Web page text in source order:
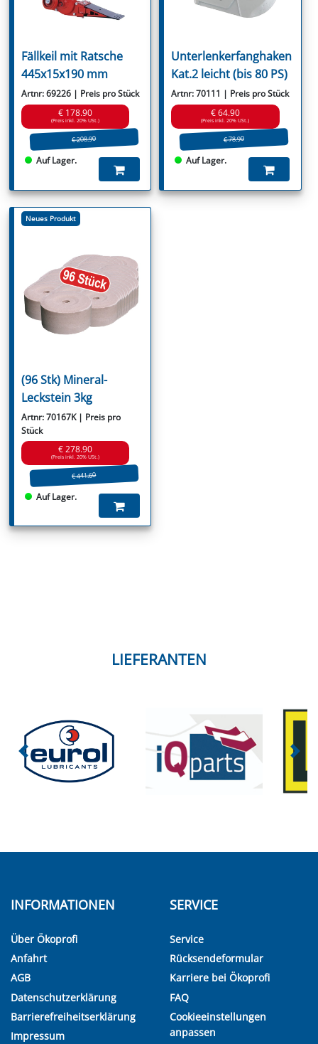
Fällkeil mit Ratsche
445x15x190 mm
Artnr: 69226 | Preis pro Stück
€ 178.90
(Preis inkl. 20% USt.)
€ 208.90
Auf Lager.
Unterlenkerfanghaken
Kat.2 leicht (bis 80 PS)
Artnr: 70111 | Preis pro Stück
€ 64.90
(Preis inkl. 20% USt.)
€ 78.90
Auf Lager.
Neues Produkt
(96 Stk) Mineral-
Leckstein 3kg
Artnr: 70167K | Preis pro
Stück
€ 278.90
(Preis inkl. 20% USt.)
€ 441.60
Auf Lager.
LIEFERANTEN
INFORMATIONEN
Über Ökoprofi
Anfahrt
AGB
Datenschutzerklärung
Barrierefreiheitserklärung
Impressum
SERVICE
Service
Rücksendeformular
Karriere bei Ökoprofi
FAQ
Cookieeinstellungen
anpassen